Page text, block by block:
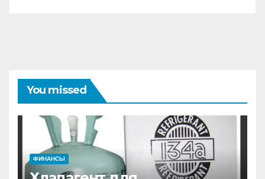
You missed
ФИНАНСЫ